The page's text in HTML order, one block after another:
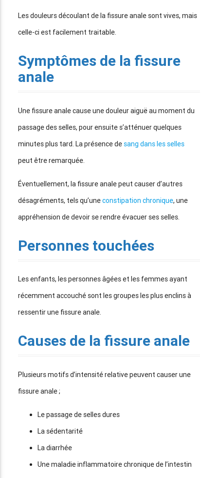
Les douleurs découlant de la fissure anale sont vives, mais
celle-ci est facilement traitable.
Symptômes de la fissure
anale
Une fissure anale cause une douleur aiguë au moment du
passage des selles, pour ensuite s’atténuer quelques
minutes plus tard. La présence desang dans les selles
peut être remarquée.
Éventuellement, la fissure anale peut causer d’autres
désagréments, tels qu’uneconstipation chronique, une
appréhension de devoir se rendre évacuer ses selles.
Personnes touchées
Les enfants, les personnes âgées et les femmes ayant
récemment accouché sont les groupes les plus enclins à
ressentir une fissure anale.
Causes de la fissure anale
Plusieurs motifs d’intensité relative peuvent causer une
fissure anale ;
Le passage de selles dures
La sédentarité
La diarrhée
Une maladie inflammatoire chronique de l’intestin